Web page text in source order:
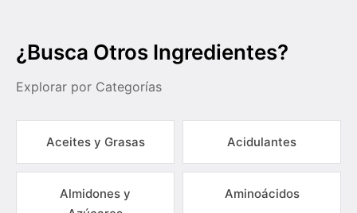
¿Busca Otros Ingredientes?
Explorar por Categorías
Aceites y Grasas Acidulantes
Almidones y
Aminoácidos